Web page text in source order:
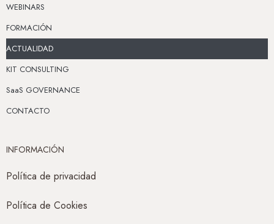
WEBINARS
FORMACIÓN
ACTUALIDAD
KIT CONSULTING
SaaS GOVERNANCE
CONTACTO
INFORMACIÓN
Política de privacidad
Política de Cookies